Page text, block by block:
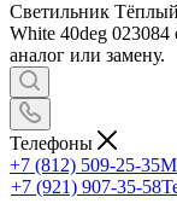
Светильник
White 40deg 023084
аналог или замену.
Телефоны
+7 (812) 509-25-35
+7 (921) 907-35-58